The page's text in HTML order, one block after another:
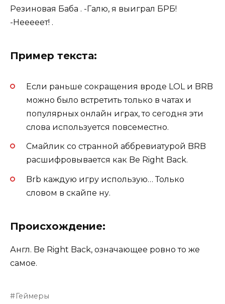
Резиновая Баба . -Галю, я выиграл БРБ!
-Нееееет! .
Пример текста:
Если раньше сокращения вроде LOL и BRB
можно было встретить только в чатах и
популярных онлайн играх, то сегодня эти
слова используется повсеместно.
Смайлик со странной аббревиатурой BRB
расшифровывается как Be Right Back.
Brb каждую игру использую… Только
словом в скайпе ну.
Происхождение:
Англ. Be Right Back, означающее ровно то же
самое.
Геймеры